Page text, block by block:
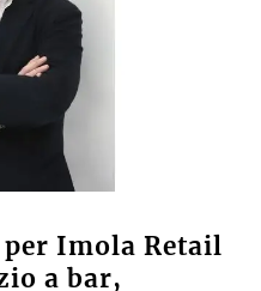
Imola Retail
a bar,